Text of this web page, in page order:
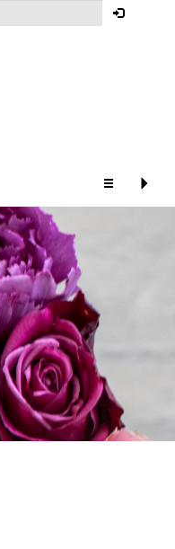
GERELATEERDE
PRODUCTEN